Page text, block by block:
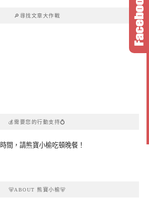
🔎尋找文章大作戰
💰需要您的行動支持💍
間，請熊寶小榆吃頓晚餐！
🐻ABOUT 熊寶小榆🐻